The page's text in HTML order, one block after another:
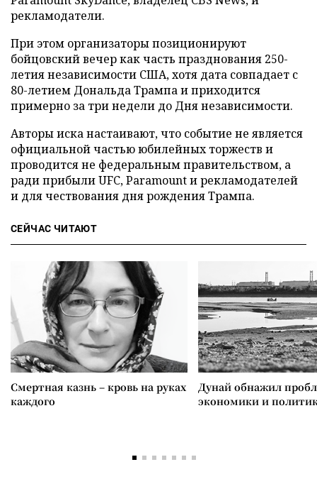
рекламодатели.
При этом организаторы позиционируют
бойцовский вечер как часть празднования 250-
летия независимости США, хотя дата совпадает с
80-летием Дональда Трампа и приходится
примерно за три недели до Дня независимости.
Авторы иска настаивают, что событие не является
официальной частью юбилейных торжеств и
проводится не федеральным правительством, а
ради прибыли UFC, Paramount и рекламодателей
и для чествования дня рождения Трампа.
СЕЙЧАС ЧИТАЮТ
Смертная казнь – кровь на руках
каждого
Дунай обнажил
экономики и